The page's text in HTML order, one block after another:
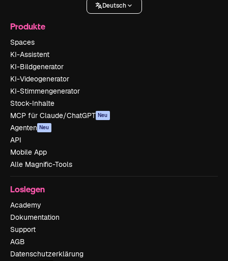
Deutsch
Produkte
Spaces
KI-Assistent
KI-Bildgenerator
KI-Videogenerator
KI-Stimmengenerator
Stock-Inhalte
MCP für Claude/ChatGPT Neu
Agenten Neu
API
Mobile App
Alle Magnific-Tools
Loslegen
Academy
Dokumentation
Support
AGB
Datenschutzerklärung